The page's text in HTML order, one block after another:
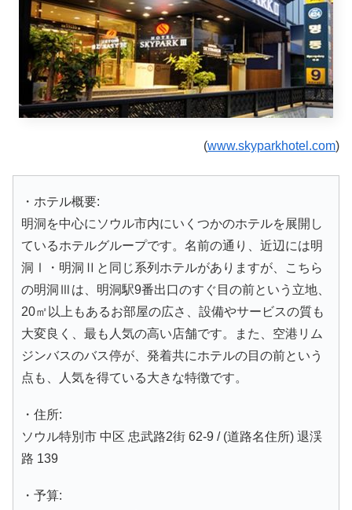
(www.skyparkhotel.com)
・ホテル概要:
明洞を中心にソウル市内にいくつかのホテルを展開し
ているホテルグループです。名前の通り、近辺には明
洞Ⅰ・明洞Ⅱと同じ系列ホテルがありますが、こちら
の明洞Ⅲは、明洞駅9番出口のすぐ目の前という立地、
20㎡以上もあるお部屋の広さ、設備やサービスの質も
大変良く、最も人気の高い店舗です。また、空港リム
ジンバスのバス停が、発着共にホテルの目の前という
点も、人気を得ている大きな特徴です。
・住所:
ソウル特別市 中区 忠武路2街 62-9 / (道路名住所) 退渓
路 139
・予算: